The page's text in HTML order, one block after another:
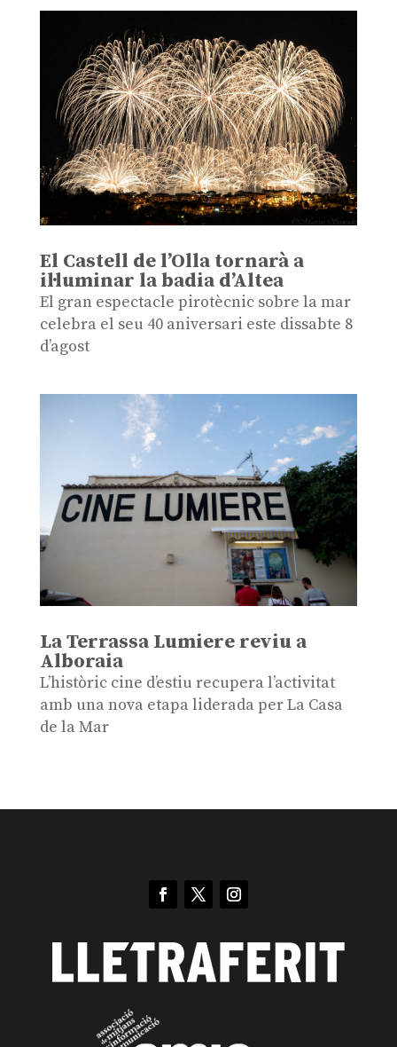
El Castell de l’Olla tornarà a
il·luminar la badia d’Altea
El gran espectacle pirotècnic sobre la mar
celebra el seu 40 aniversari este dissabte 8
d’agost
La Terrassa Lumiere reviu a
Alboraia
L’històric cine d’estiu recupera l’activitat
amb una nova etapa liderada per La Casa
de la Mar